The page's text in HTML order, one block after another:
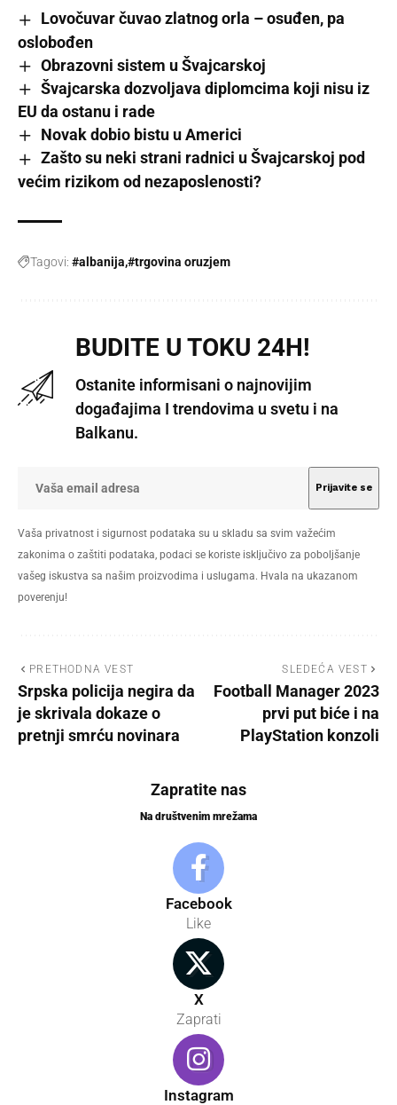
Lovočuvar čuvao zlatnog orla – osuđen, pa
oslobođen
Obrazovni sistem u Švajcarskoj
Švajcarska dozvoljava diplomcima koji nisu iz
EU da ostanu i rade
Novak dobio bistu u Americi
Zašto su neki strani radnici u Švajcarskoj pod
većim rizikom od nezaposlenosti?
Tagovi: #albanija #trgovina oruzjem
BUDITE U TOKU 24H!
Ostanite informisani o najnovijim
događajima I trendovima u svetu i na
Balkanu.
Vaša privatnost i sigurnost podataka su u skladu sa svim važećim
zakonima o zaštiti podataka, podaci se koriste isključivo za poboljšanje
vašeg iskustva sa našim proizvodima i uslugama. Hvala na ukazanom
poverenju!
PRETHODNA VEST
Srpska policija negira da
je skrivala dokaze o
pretnji smrću novinara
SLEDEĆA VEST
Football Manager 2023
prvi put biće i na
PlayStation konzoli
Zapratite nas
Na društvenim mrežama
Facebook
Like
X
Zaprati
Instagram